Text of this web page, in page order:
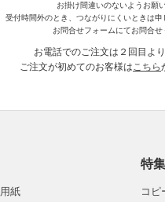
お掛け間違いのないようお願
受付時間外のとき、つながりにくいときは申
お問合せフォームにてお問合せ
お電話でのご注文は２回目よ
ご注文が初めてのお客様はこちら
紙
特
コピ